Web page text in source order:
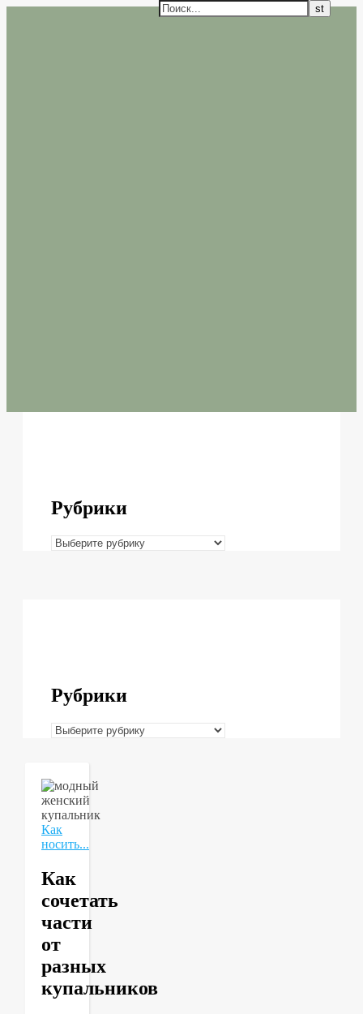
Рубрики
Рубрики
Рубрики
Рубрики
Как
носить...
Как
сочетать
части
от
разных
купальников